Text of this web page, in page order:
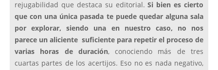
rejugabilidad que destaca su editorial. Si bien es cierto
que con una única pasada te puede quedar alguna sala
por explorar, siendo una en nuestro caso, no nos
parece un aliciente suficiente para repetir el proceso de
varias horas de duración, conociendo más de tres
cuartas partes de los acertijos. Eso no es nada negativo,